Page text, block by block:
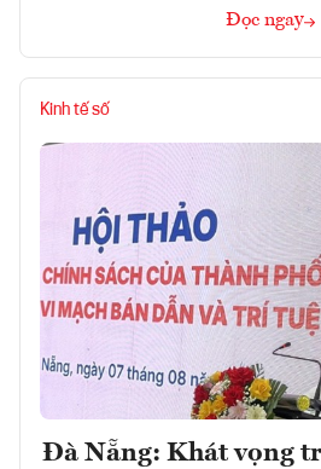
Đọc ngay
Kinh tế số
Đà Nẵng: Khát vọng